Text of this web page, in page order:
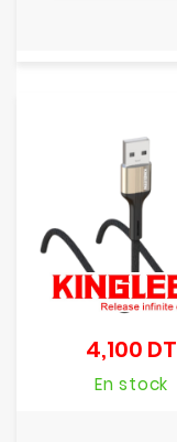
4,100 DT
En stock